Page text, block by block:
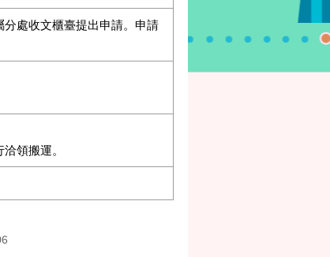
處收文櫃臺提出申請。申請
領搬運。